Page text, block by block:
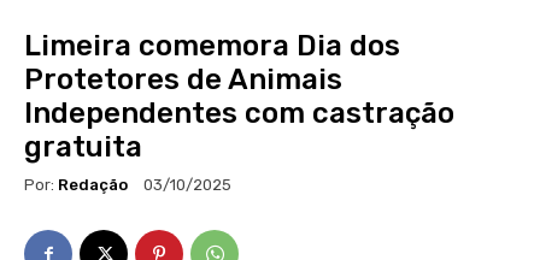
Limeira comemora Dia dos
Protetores de Animais
Independentes com castração
gratuita
Por: Redação 03/10/2025